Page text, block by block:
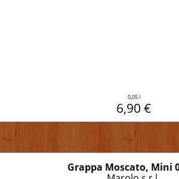
0,05 l
6,90 €
Grappa Moscato, Mini